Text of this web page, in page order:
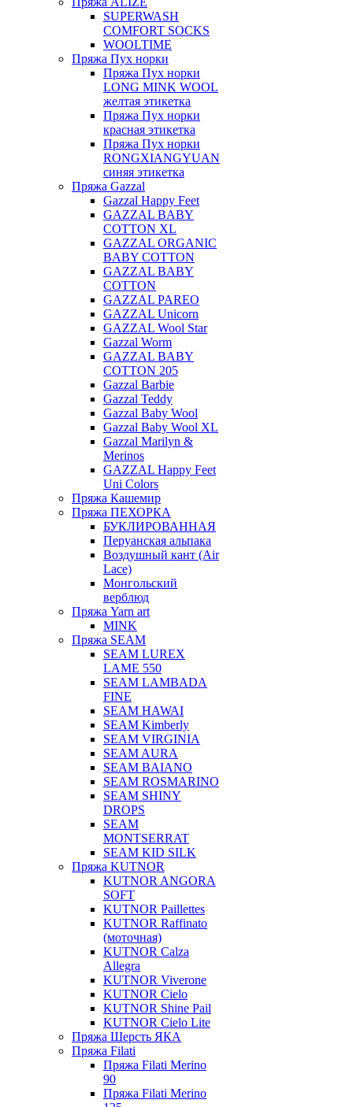
SUPERWASH
COMFORT SOCKS
WOOLTIME
Пряжа Пух норки
Пряжа Пух норки
LONG MINK WOOL
желтая этикетка
Пряжа Пух норки
красная этикетка
Пряжа Пух норки
RONGXIANGYUAN
синяя этикетка
Пряжа Gazzal
Gazzal Happy Feet
GAZZAL BABY
COTTON XL
GAZZAL ORGANIC
BABY COTTON
GAZZAL BABY
COTTON
GAZZAL PAREO
GAZZAL Unicorn
GAZZAL Wool Star
Gazzal Worm
GAZZAL BABY
COTTON 205
Gazzal Barbie
Gazzal Teddy
Gazzal Baby Wool
Gazzal Baby Wool XL
Gazzal Marilyn &
Merinos
GAZZAL Happy Feet
Uni Colors
Пряжа Кашемир
Пряжа ПЕХОРКА
БУКЛИРОВАННАЯ
Перуанская альпака
Воздушный кант (Air
Lace)
Монгольский
верблюд
Пряжа Yarn art
MINK
Пряжа SEAM
SEAM LUREX
LAME 550
SEAM LAMBADA
FINE
SEAM HAWAI
SEAM Kimberly
SEAM VIRGINIA
SEAM AURA
SEAM BAIANO
SEAM ROSMARINO
SEAM SHINY
DROPS
SEAM
MONTSERRAT
SEAM KID SILK
Пряжа KUTNOR
KUTNOR ANGORA
SOFT
KUTNOR Paillettes
KUTNOR Raffinato
(моточная)
KUTNOR Calza
Allegra
KUTNOR Viverone
KUTNOR Cielo
KUTNOR Shine Pail
KUTNOR Cielo Lite
Пряжа Шерсть ЯКА
Пряжа Filati
Пряжа Filati Merino
90
Пряжа Filati Merino